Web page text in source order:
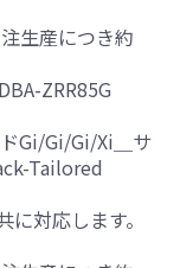
生産につき約
ZRR85G
Gi/Gi/Gi/Xi＿サ
Tailored
対応します。